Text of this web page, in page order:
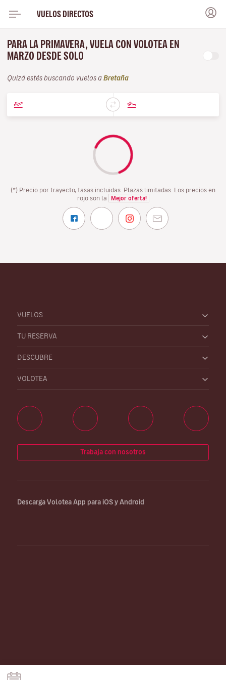
VUELOS DIRECTOS
PARA LA PRIMAVERA, VUELA CON VOLOTEA EN
MARZO DESDE SOLO
Quizá estés buscando vuelos a Bretaña
(*) Precio por trayecto, tasas incluidas. Plazas limitadas. Los precios en
rojo son la
Mejor oferta!
VUELOS
TU RESERVA
DESCUBRE
VOLOTEA
Trabaja con nosotros
Descarga Volotea App para iOS y Android